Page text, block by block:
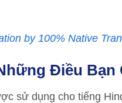
by 100% Native
Điều Bạn
sử dụng cho tiếng